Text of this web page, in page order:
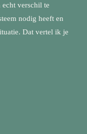
verschil te
nodig heeft en
Dat vertel ik je